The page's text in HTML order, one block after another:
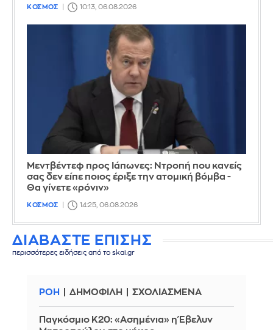
ΚΟΣΜΟΣ 10:13, 06.08.2026
Μεντβέντεφ προς Ιάπωνες: Ντροπή που κανείς
σας δεν είπε ποιος έριξε την ατομική βόμβα -
Θα γίνετε «ρόνιν»
ΚΟΣΜΟΣ 14:25, 06.08.2026
ΔΙΑΒΑΣΤΕ ΕΠΙΣΗΣ
περισσότερες ειδήσεις από το skai.gr
ΡΟΗ ΔΗΜΟΦΙΛΗ ΣΧΟΛΙΑΣΜΕΝΑ
Παγκόσμιο Κ20: «Ασημένια» η Έβελυν